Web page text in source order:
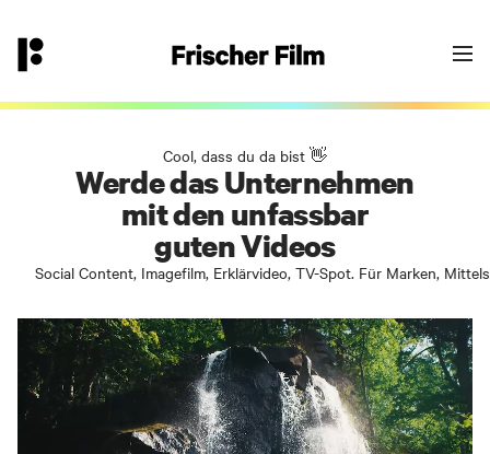
Cool, dass du da bist 👋
Werde das Unternehmen
mit den unfassbar
guten Videos
Social Content, Imagefilm, Erklärvideo, TV-Spot. Für Marken,
040 18 100 11 - 0 hallo@frischerfilm.de
Goodbye Einheitsbrei?
Yes - let’s go! Fülle das Formular aus oder
Email/Telefonnummer. Wir melden uns bei